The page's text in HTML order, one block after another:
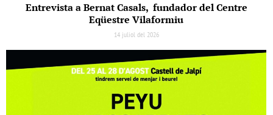
Entrevista a Bernat Casals, fundador del Centre
Eqüestre Vilaformiu
14 juliol del 2026